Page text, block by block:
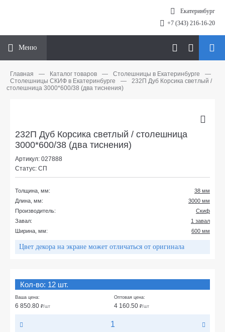
Екатеринбург
+7 (343) 216-16-20
Меню
Главная — Каталог товаров — Столешницы в Екатеринбурге
—
Столешницы СКИФ в Екатеринбурге
—
232П Дуб Корсика светлый /
столешница 3000*600/38 (два тиснения)
232П Дуб Корсика светлый / столешница
3000*600/38 (два тиснения)
Артикул: 027888
Статус: СП
Толщина, мм:
38 мм
Длина, мм:
3000 мм
Производитель:
Скиф
Завал:
1 завал
Ширина, мм:
600 мм
Цвет декора на экране может отличаться от оригинала
Кол-во: 12 шт.
Ваша цена:
6 850.80 ₽/шт
Оптовая цена:
4 160.50 ₽/шт